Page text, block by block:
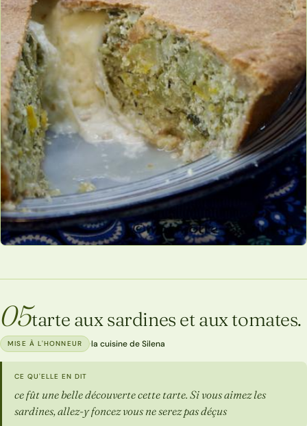
05tarte aux sardines et aux tomates.
MISE À L'HONNEUR ·la cuisine de Silena
CE QU'ELLE EN DIT
ce fût une belle découverte cette tarte. Si vous aimez les
sardines, allez-y foncez vous ne serez pas déçus